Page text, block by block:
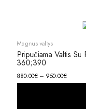
Magnus valtys
Pripučiama Valtis
360;390
880.00€ – 950.00€